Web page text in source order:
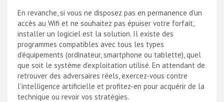
En revanche, si vous ne disposez pas en permanence d’un
accès au Wifi et ne souhaitez pas épuiser votre forfait,
installer un logiciel est la solution. Il existe des
programmes compatibles avec tous les types
d’équipements (ordinateur, smartphone ou tablette), quel
que soit le système d’exploitation utilisé. En attendant de
retrouver des adversaires réels, exercez-vous contre
l’intelligence artificielle et profitez-en pour acquérir de la
technique ou revoir vos stratégies.